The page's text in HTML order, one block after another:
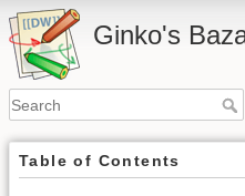
Ginko's
Table of Contents